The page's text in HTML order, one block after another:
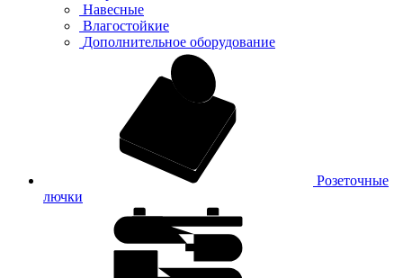
Навесные
Влагостойкие
Дополнительное оборудование
Розеточные
лючки